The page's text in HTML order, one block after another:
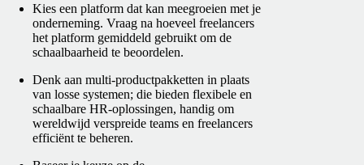
Kies een platform dat kan meegroeien met je
onderneming. Vraag na hoeveel freelancers
het platform gemiddeld gebruikt om de
schaalbaarheid te beoordelen.
Denk aan multi-productpakketten in plaats
van losse systemen; die bieden flexibele en
schaalbare HR-oplossingen, handig om
wereldwijd verspreide teams en freelancers
efficiënt te beheren.